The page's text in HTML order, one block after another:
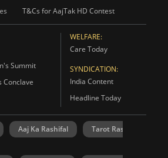
T&Cs for AajTak HD Contest
Summit
Conclave
WELFARE:
Care Today
SYNDICATION:
India Content
Headline Today
Aaj Ka Rashifal Tarot Rashifal